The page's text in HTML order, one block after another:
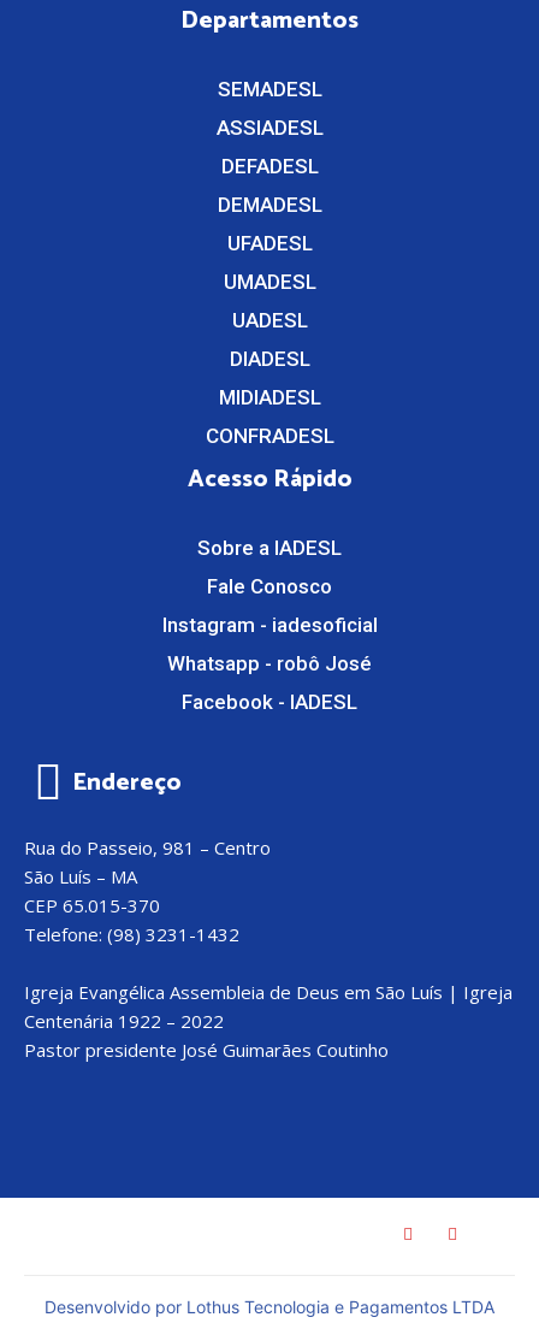
Departamentos
SEMADESL
ASSIADESL
DEFADESL
DEMADESL
UFADESL
UMADESL
UADESL
DIADESL
MIDIADESL
CONFRADESL
Acesso Rápido
Sobre a IADESL
Fale Conosco
Instagram - iadesoficial
Whatsapp - robô José
Facebook - IADESL
Endereço
Rua do Passeio, 981 – Centro
São Luís – MA
CEP 65.015-370
Telefone: (98) 3231-1432
Igreja Evangélica Assembleia de Deus em São Luís | Igreja
Centenária 1922 – 2022
Pastor presidente José Guimarães Coutinho
Desenvolvido por Lothus Tecnologia e Pagamentos LTDA